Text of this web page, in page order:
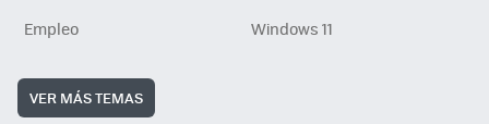
Empleo
Windows 11
VER MÁS TEMAS